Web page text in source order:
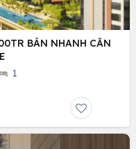
BÁN NHANH CĂN
1